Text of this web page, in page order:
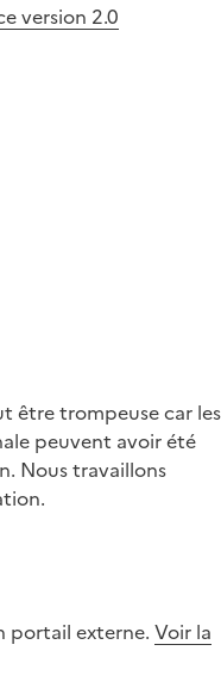
version 2.0
être trompeuse car les
peuvent avoir été
Nous travaillons
portail externe. Voir la